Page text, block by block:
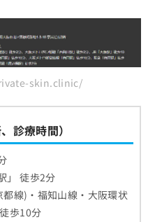
skin.clinic/
診療時間）
」 徒歩2分
線)・福知山線・大阪環状
歩10分